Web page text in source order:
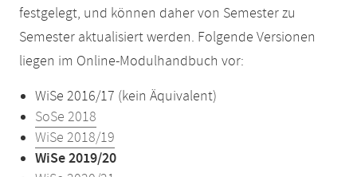
festgelegt, und können daher von Semester zu
Semester aktualisiert werden. Folgende Versionen
liegen im Online-Modulhandbuch vor:
WiSe 2016/17 (kein Äquivalent)
SoSe 2018
WiSe 2018/19
WiSe 2019/20